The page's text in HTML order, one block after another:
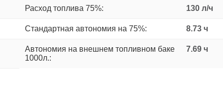
Расход топлива 75%: 130 л/ч
Стандартная автономия на 75%: 8.73 ч
Автономия на внешнем топливном баке
1000л.:
7.69 ч